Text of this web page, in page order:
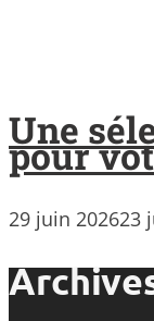
Une
pour
29 juin 202623